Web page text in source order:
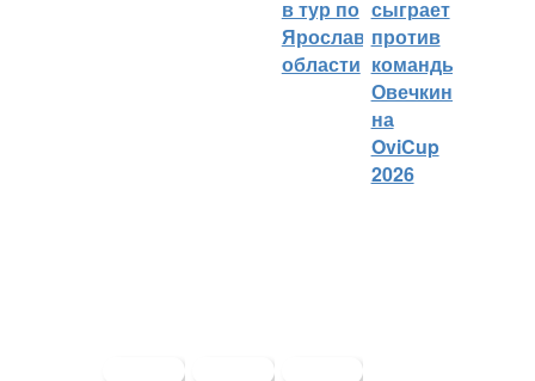
в тур по
Ярославской
области
сыграет
против
команды
Овечкина
на
OviCup
2026